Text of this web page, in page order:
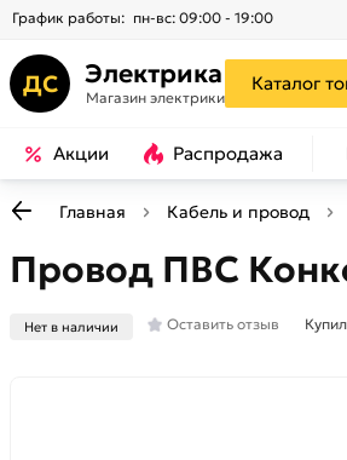
График работы: пн-вс: 09:00 - 19:00
ДС Электрика
Магазин электрики
Каталог
Акции Распродажа
Главная Кабель и провод
Провод ПВС
Нет в наличии Оставить отзыв